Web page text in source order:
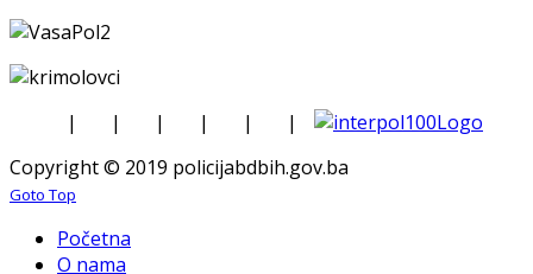
| | | | |
|
Copyright © 2019 policijabdbih.gov.ba
Goto Top
Početna
O nama